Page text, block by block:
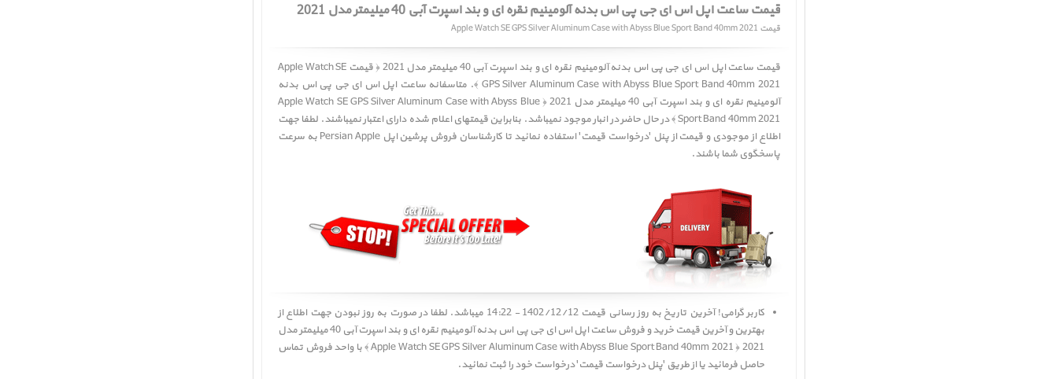
قیمت ساعت اپل اس ای جی پی اس بدنه آلومینیم نقره ای و بند اسپرت آبی 40 میلیمتر مدل 2021
قیمت Apple Watch SE GPS Silver Aluminum Case with Abyss Blue Sport Band 40mm 2021
قیمت ساعت اپل اس ای جی پی اس بدنه آلومینیم نقره ای و بند اسپرت آبی 40 میلیمتر مدل 2021 ﴿ قیمت Apple Watch SE
GPS Silver Aluminum Case with Abyss Blue Sport Band 40mm 2021 ﴾. متاسفانه
ساعت اپل اس ای جی پی اس بدنه
آلومینیم نقره ای و بند اسپرت آبی 40 میلیمتر مدل 2021 ﴿ Apple Watch SE GPS Silver Aluminum Case with Abyss Blue
Sport Band 40mm 2021 ﴾ در حال حاضر در انبار موجود نمیباشد. بنابراین قیمتهای اعلام شده دارای اعتبار نمیباشند. لطفا جهت
اطلاع از موجودی و قیمت از پنل 'درخواست قیمت' استفاده نمائید تا کارشناسان فروش پرشین اپل Persian Apple به سرعت
پاسخگوی شما باشند.
کاربر گرامی! آخرین تاریخ به روز رسانی قیمت 1402/12/12 - 14:22 میباشد. لطفا در صورت به روز نبودن جهت اطلاع از
بهترین و آخرین قیمت خرید و فروش ساعت اپل اس ای جی پی اس بدنه آلومینیم نقره ای و بند اسپرت آبی 40 میلیمتر مدل
2021 ﴿ Apple Watch SE GPS Silver Aluminum Case with Abyss Blue Sport Band 40mm 2021 ﴾ با واحد فروش تماس
حاصل فرمائید یا از طریق 'پنل درخواست قیمت' درخواست خود را ثبت نمائید.